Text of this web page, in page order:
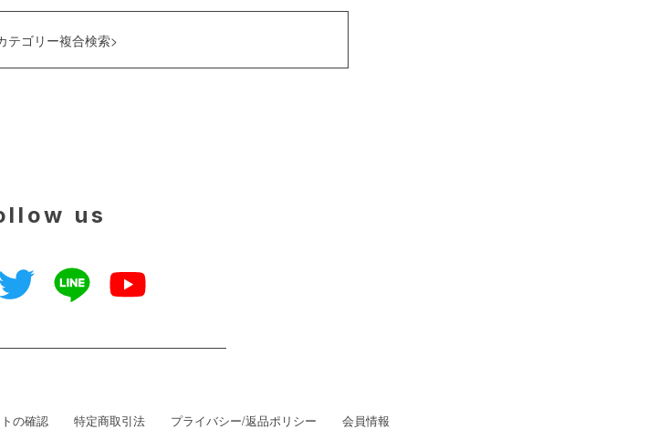
テゴリー複合検索>
us
の確認 特定商取引法 プライバシー/返品ポリシー 会員情報